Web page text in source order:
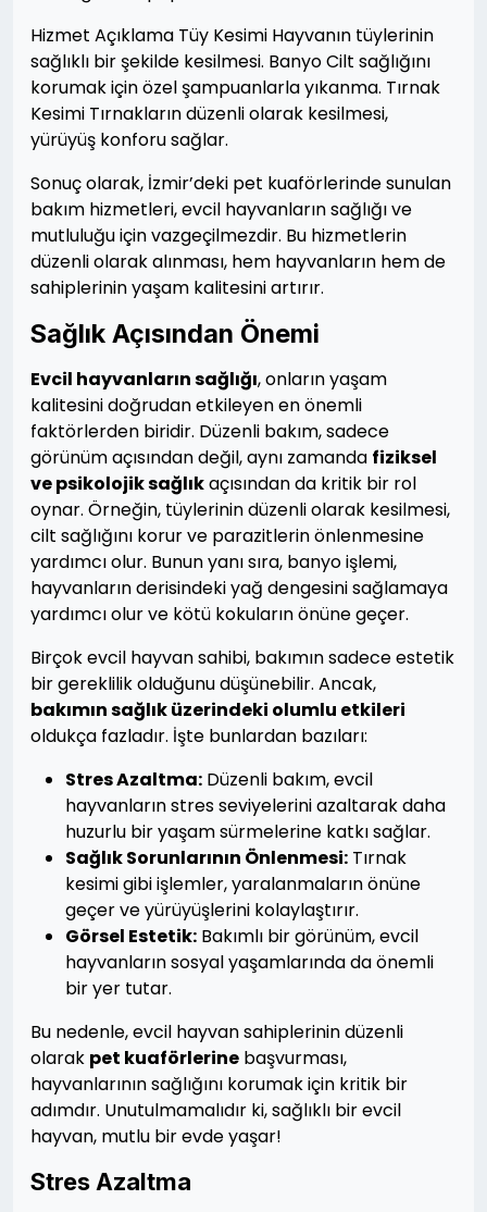
Hizmet Açıklama Tüy Kesimi Hayvanın tüylerinin
sağlıklı bir şekilde kesilmesi. Banyo Cilt sağlığını
korumak için özel şampuanlarla yıkanma. Tırnak
Kesimi Tırnakların düzenli olarak kesilmesi,
yürüyüş konforu sağlar.
Sonuç olarak, İzmir’deki pet kuaförlerinde sunulan
bakım hizmetleri, evcil hayvanların sağlığı ve
mutluluğu için vazgeçilmezdir. Bu hizmetlerin
düzenli olarak alınması, hem hayvanların hem de
sahiplerinin yaşam kalitesini artırır.
Sağlık Açısından Önemi
Evcil hayvanların sağlığı, onların yaşam
kalitesini doğrudan etkileyen en önemli
faktörlerden biridir. Düzenli bakım, sadece
görünüm açısından değil, aynı zamanda fiziksel
ve psikolojik sağlıkaçısından da kritik bir rol
oynar. Örneğin, tüylerinin düzenli olarak kesilmesi,
cilt sağlığını korur ve parazitlerin önlenmesine
yardımcı olur. Bunun yanı sıra, banyo işlemi,
hayvanların derisindeki yağ dengesini sağlamaya
yardımcı olur ve kötü kokuların önüne geçer.
Birçok evcil hayvan sahibi, bakımın sadece estetik
bir gereklilik olduğunu düşünebilir. Ancak,
bakımın sağlık üzerindeki olumlu etkileri
oldukça fazladır. İşte bunlardan bazıları:
Stres Azaltma: Düzenli bakım, evcil
hayvanların stres seviyelerini azaltarak daha
huzurlu bir yaşam sürmelerine katkı sağlar.
Sağlık Sorunlarının Önlenmesi: Tırnak
kesimi gibi işlemler, yaralanmaların önüne
geçer ve yürüyüşlerini kolaylaştırır.
Görsel Estetik: Bakımlı bir görünüm, evcil
hayvanların sosyal yaşamlarında da önemli
bir yer tutar.
Bu nedenle, evcil hayvan sahiplerinin düzenli
olarak pet kuaförlerine başvurması,
hayvanlarının sağlığını korumak için kritik bir
adımdır. Unutulmamalıdır ki, sağlıklı bir evcil
hayvan, mutlu bir evde yaşar!
Stres Azaltma